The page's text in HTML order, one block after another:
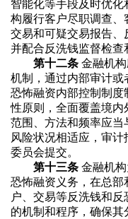
智能化等手段及时优
构履行客户尽职调查
交易和可疑交易报告、
并配合反洗钱监督检查
第十二条 金融机
机制，通过内部审计或
恐怖融资内部控制制
性原则，全面覆盖境
范围、方法和频率应
风险状况相适应，审
委员会提交。
第十三条 金融机
恐怖融资义务，在总部
户、交易等反洗钱和
的机制和程序，确保其